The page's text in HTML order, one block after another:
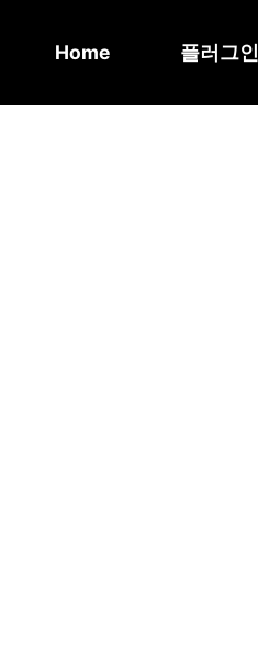
Home 플러그인